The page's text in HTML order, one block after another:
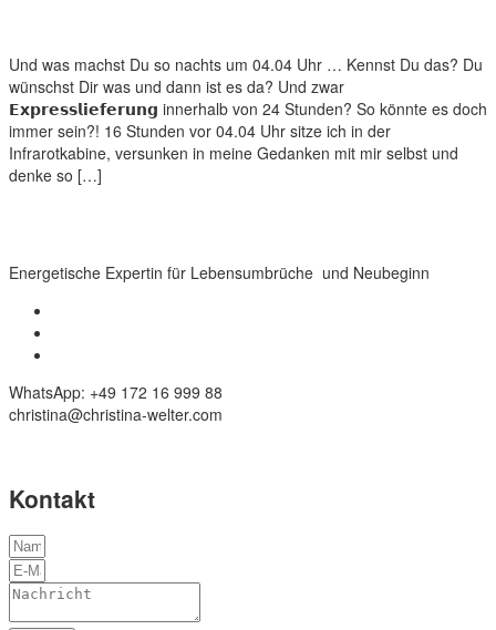
Und was machst Du so nachts um 04.04 Uhr … Kennst Du das? Du
wünschst Dir was und dann ist es da? Und zwar
𝗘𝘅𝗽𝗿𝗲𝘀𝘀𝗹𝗶𝗲𝗳𝗲𝗿𝘂𝗻𝗴 innerhalb von 24 Stunden? So könnte es doch
immer sein?! 16 Stunden vor 04.04 Uhr sitze ich in der
Infrarotkabine, versunken in meine Gedanken mit mir selbst und
denke so […]
Energetische Expertin für Lebensumbrüche und Neubeginn
WhatsApp: +49 172 16 999 88
christina@christina-welter.com
Kontakt